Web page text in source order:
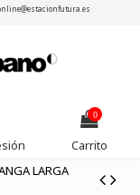
0
Carrito
LARGA